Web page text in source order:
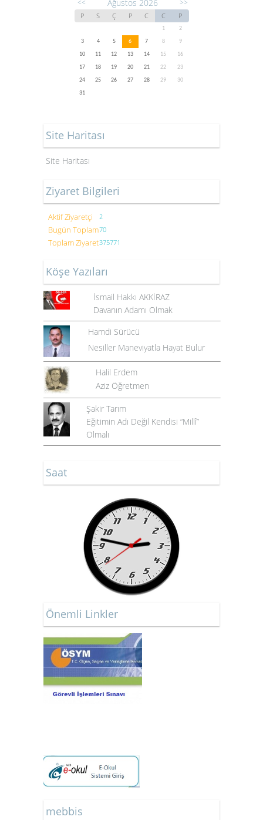
<< Ağustos 2026 >>
P S Ç P C C P
1
2
3
4 5 6 7 8
9
10
11 12 13 14 15
16
17
18 19 20 21 22
23
24
25 26 27 28 29
30
31
Site Haritası
Site Haritası
Ziyaret Bilgileri
Aktif Ziyaretçi 2
Bugün Toplam70
Toplam Ziyaret375771
Köşe Yazıları
İsmail Hakkı AKKİRAZ
Davanın Adamı Olmak
Hamdi Sürücü
Nesiller Maneviyatla Hayat Bulur
Halil Erdem
Aziz Öğretmen
Şakir Tarım
Eğitimin Adı Değil Kendisi “Millî”
Olmalı
Saat
Önemli Linkler
mebbis